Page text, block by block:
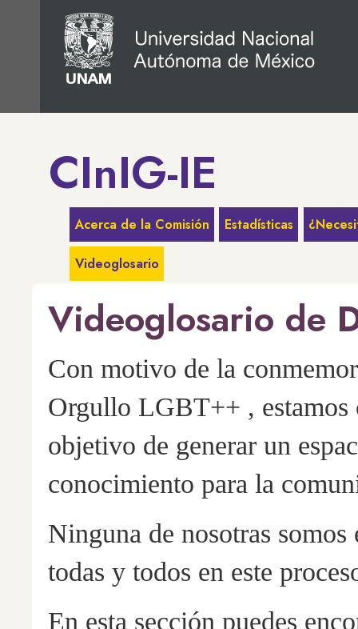
CInIG-IE
Acerca de la Comisión Estadísticas
Videoglosario
Videoglosario de
Con motivo de la
Orgullo LGBT++ , estamos
objetivo de generar un
conocimiento para la
Ninguna de nosotras
todas y todos en este
En esta sección puedes